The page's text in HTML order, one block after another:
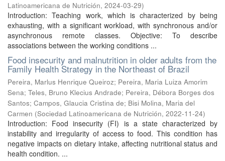
Latinoamericana de Nutrición, 2024-03-29)
Introduction: Teaching work, which is characterized by being
exhausting, with a significant workload, with synchronous and/or
asynchronous remote classes. Objective: To describe
associations between the working conditions ...
Food insecurity and malnutrition in older adults from the
Family Health Strategy in the Northeast of Brazil
Pereira, Marlus Henrique Queiroz; Pereira, Maria Luiza Amorim
Sena; Teles, Bruno Klecius Andrade; Pereira, Débora Borges dos
Santos; Campos, Glaucia Cristina de; Bisi Molina, Maria del
Carmen (Sociedad Latinoamericana de Nutrición, 2022-11-24)
Introduction: Food insecurity (FI) is a state characterized by
instability and irregularity of access to food. This condition has
negative impacts on dietary intake, affecting nutritional status and
health condition. ...